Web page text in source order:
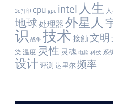
3d打印 cpu gpu intel 人生
地球 处理器 外星人
识 战争 技术 接触文明
染 温度 灵性 灵魂 电脑 科技 系
设计评测 达里尔频率